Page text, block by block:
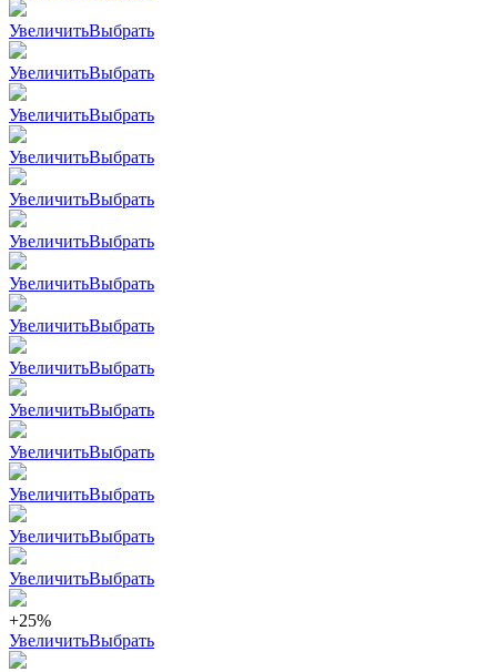
УвеличитьВыбрать
УвеличитьВыбрать
УвеличитьВыбрать
УвеличитьВыбрать
УвеличитьВыбрать
УвеличитьВыбрать
УвеличитьВыбрать
УвеличитьВыбрать
УвеличитьВыбрать
УвеличитьВыбрать
УвеличитьВыбрать
УвеличитьВыбрать
УвеличитьВыбрать
УвеличитьВыбрать
+25%
УвеличитьВыбрать